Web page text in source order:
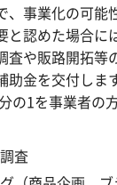
、事業化の可能
と認めた場合に
査や販路開拓等
助金を交付しま
の1を事業者の
査